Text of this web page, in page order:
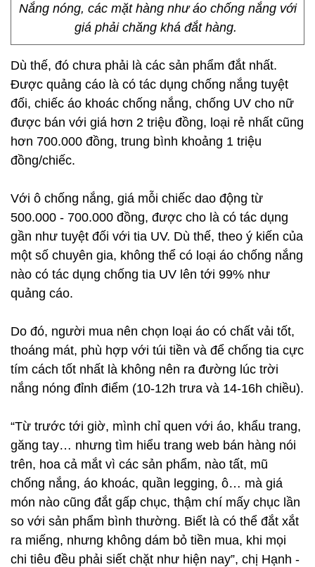
Nắng nóng, các mặt hàng như áo chống nắng với
giá phải chăng khá đắt hàng.
Dù thế, đó chưa phải là các sản phẩm đắt nhất.
Được quảng cáo là có tác dụng chống nắng tuyệt
đối, chiếc áo khoác chống nắng, chống UV cho nữ
được bán với giá hơn 2 triệu đồng, loại rẻ nhất cũng
hơn 700.000 đồng, trung bình khoảng 1 triệu
đồng/chiếc.
Với ô chống nắng, giá mỗi chiếc dao động từ
500.000 - 700.000 đồng, được cho là có tác dụng
gần như tuyệt đối với tia UV. Dù thế, theo ý kiến của
một số chuyên gia, không thể có loại áo chống nắng
nào có tác dụng chống tia UV lên tới 99% như
quảng cáo.
Do đó, người mua nên chọn loại áo có chất vải tốt,
thoáng mát, phù hợp với túi tiền và để chống tia cực
tím cách tốt nhất là không nên ra đường lúc trời
nắng nóng đỉnh điểm (10-12h trưa và 14-16h chiều).
“Từ trước tới giờ, mình chỉ quen với áo, khẩu trang,
găng tay… nhưng tìm hiểu trang web bán hàng nói
trên, hoa cả mắt vì các sản phẩm, nào tất, mũ
chống nắng, áo khoác, quần legging, ô… mà giá
món nào cũng đắt gấp chục, thậm chí mấy chục lần
so với sản phẩm bình thường. Biết là có thể đắt xắt
ra miếng, nhưng không dám bỏ tiền mua, khi mọi
chi tiêu đều phải siết chặt như hiện nay”, chị Hạnh -